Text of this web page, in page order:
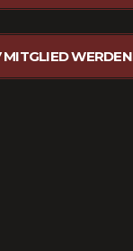
MITGLIED WERDEN